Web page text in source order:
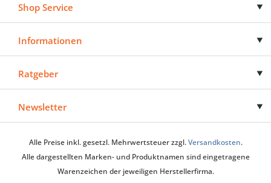
Shop Service
Informationen
Ratgeber
Newsletter
Alle Preise inkl. gesetzl. Mehrwertsteuer zzgl.Versandkosten.
Alle dargestellten Marken- und Produktnamen sind eingetragene
Warenzeichen der jeweiligen Herstellerfirma.